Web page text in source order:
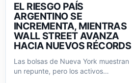
EL RIESGO PAÍS
ARGENTINO SE
INCREMENTA, MIENTRAS
WALL STREET AVANZA
HACIA NUEVOS RÉCORDS
Las bolsas de Nueva York muestran
un repunte, pero los activos